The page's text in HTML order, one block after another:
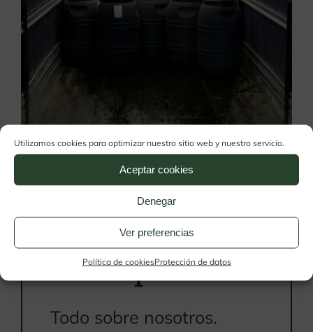
Utilizamos cookies para optimizar nuestro sitio web y nuestro servicio.
Aceptar cookies
Denegar
Ver preferencias
Política de cookiesProtección de datos
La cooperativa
Todo sobre nosotros.